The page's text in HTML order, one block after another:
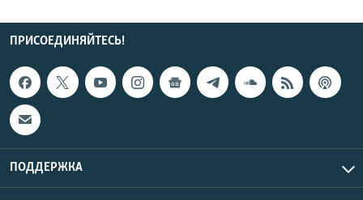
ПРИСОЕДИНЯЙТЕСЬ!
ПОДДЕРЖКА